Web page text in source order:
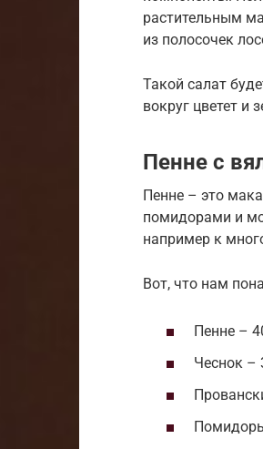
растительным
из полосочек
Такой салат
вокруг цветет и
Пенне с
Пенне – это
помидорами и
например к
Вот, что нам
Пенне –
Чеснок –